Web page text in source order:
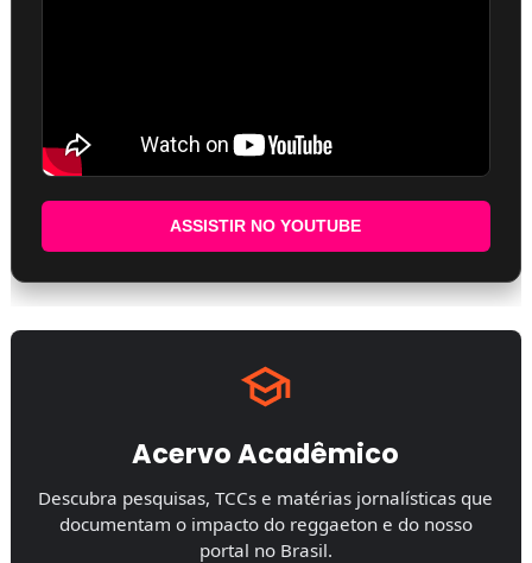
ASSISTIR NO YOUTUBE
Acervo Acadêmico
Descubra pesquisas, TCCs e matérias jornalísticas que
documentam o impacto do reggaeton e do nosso
portal no Brasil.